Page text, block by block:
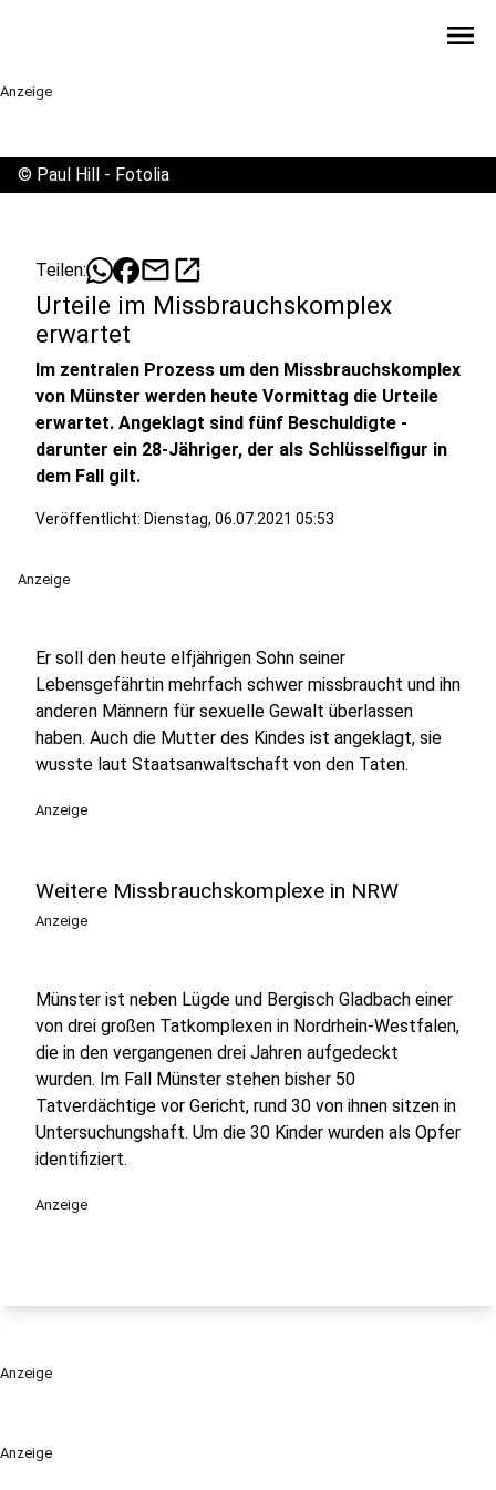
menu
Anzeige
Anzeige
© Paul Hill - Fotolia
Teilen: mailopen_in_new
Urteile im Missbrauchskomplex
erwartet
Im zentralen Prozess um den Missbrauchskomplex
von Münster werden heute Vormittag die Urteile
erwartet. Angeklagt sind fünf Beschuldigte -
darunter ein 28-Jähriger, der als Schlüsselfigur in
dem Fall gilt.
Veröffentlicht: Dienstag, 06.07.2021 05:53
Anzeige
Er soll den heute elfjährigen Sohn seiner
Lebensgefährtin mehrfach schwer missbraucht und ihn
anderen Männern für sexuelle Gewalt überlassen
haben. Auch die Mutter des Kindes ist angeklagt, sie
wusste laut Staatsanwaltschaft von den Taten.
Anzeige
Weitere Missbrauchskomplexe in NRW
Anzeige
Münster ist neben Lügde und Bergisch Gladbach einer
von drei großen Tatkomplexen in Nordrhein-Westfalen,
die in den vergangenen drei Jahren aufgedeckt
wurden. Im Fall Münster stehen bisher 50
Tatverdächtige vor Gericht, rund 30 von ihnen sitzen in
Untersuchungshaft. Um die 30 Kinder wurden als Opfer
identifiziert.
Anzeige
Anzeige